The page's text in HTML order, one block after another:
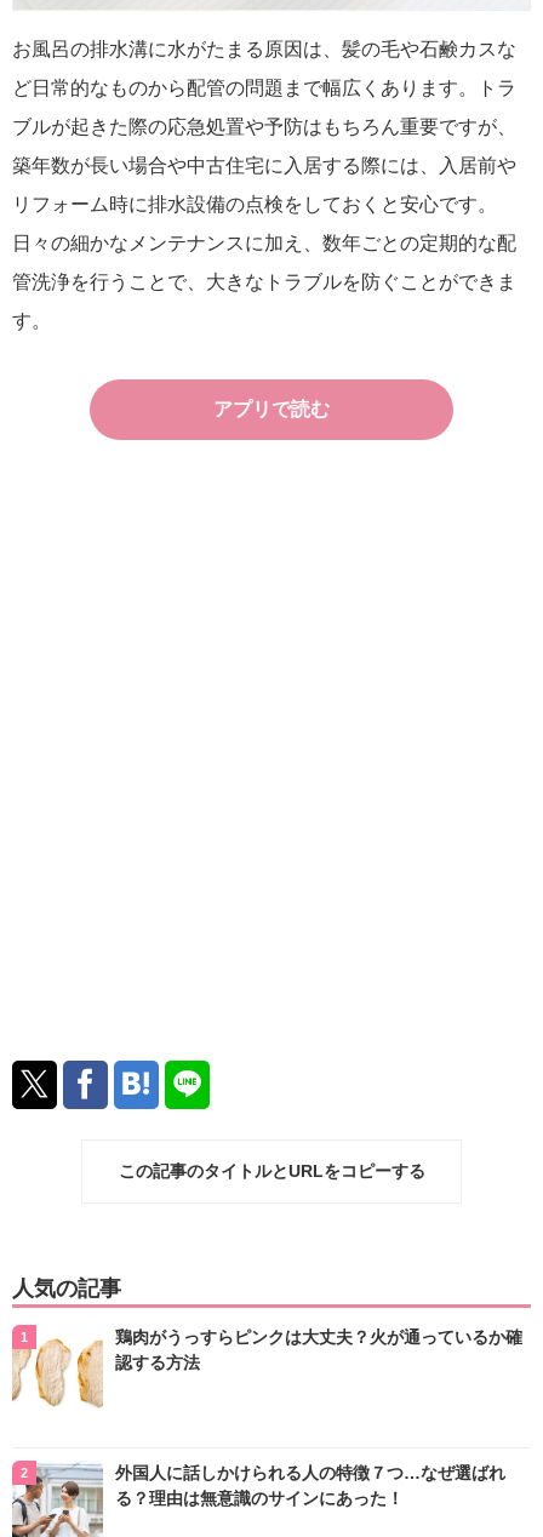
お風呂の排水溝に水がたまる原因は、髪の毛や石鹸カスな
ど日常的なものから配管の問題まで幅広くあります。トラ
ブルが起きた際の応急処置や予防はもちろん重要ですが、
築年数が長い場合や中古住宅に入居する際には、入居前や
リフォーム時に排水設備の点検をしておくと安心です。
日々の細かなメンテナンスに加え、数年ごとの定期的な配
管洗浄を行うことで、大きなトラブルを防ぐことができま
す。
アプリで読む
この記事のタイトルとURLをコピーする
人気の記事
鶏肉がうっすらピンクは大丈夫？火が通っているか確
認する方法
外国人に話しかけられる人の特徴７つ…なぜ選ばれ
る？理由は無意識のサインにあった！